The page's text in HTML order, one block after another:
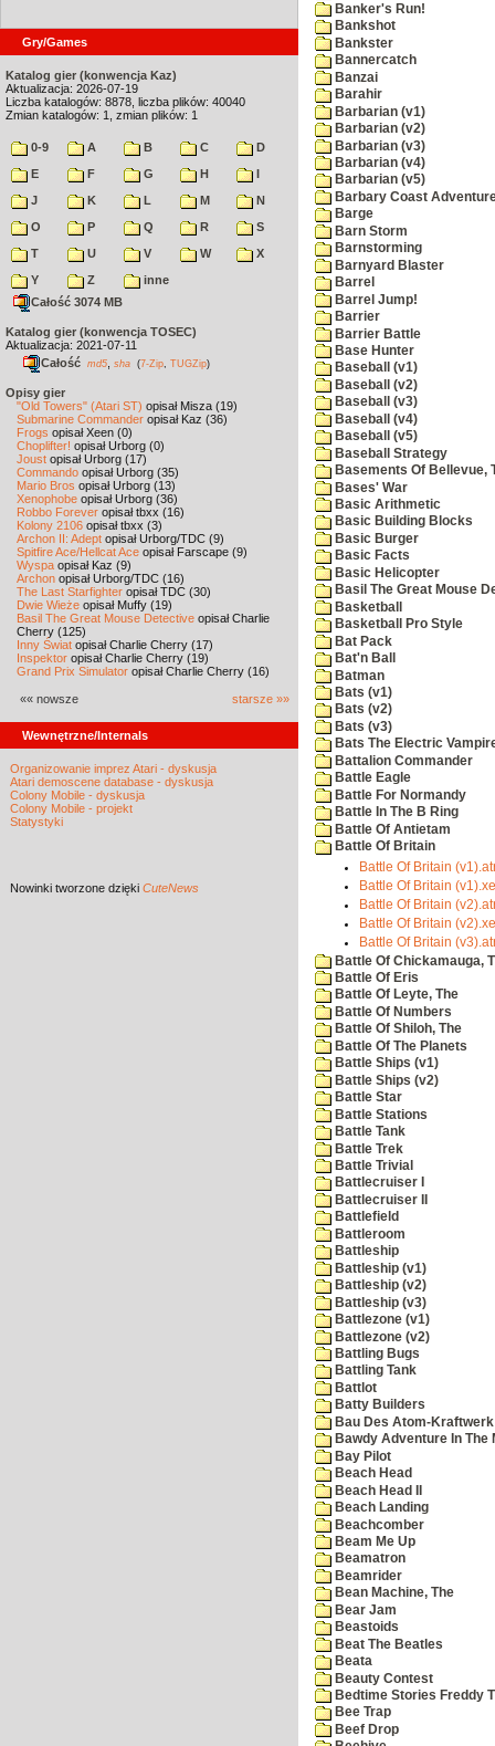
Gry/Games
Katalog gier (konwencja Kaz)
Aktualizacja: 2026-07-19
Liczba katalogów: 8878, liczba plików: 40040
Zmian katalogów: 1, zmian plików: 1
0-9 A B C
D
E
F G H
I
J
K L M
N
O
P Q R
S
T
U V W
X
Y
Z
inne
Całość 3074 MB
Katalog gier (konwencja TOSEC)
Aktualizacja: 2021-07-11
Całość md5 sha (7-Zip TUGZip)
Opisy gier
"Old Towers" (Atari ST) opisał Misza (19)
Submarine Commander opisał Kaz (36)
Frogs opisał Xeen (0)
Choplifter! opisał Urborg (0)
Joust opisał Urborg (17)
Commando opisał Urborg (35)
Mario Bros opisał Urborg (13)
Xenophobe opisał Urborg (36)
Robbo Forever opisał tbxx (16)
Kolony 2106 opisał tbxx (3)
Archon II: Adept opisał Urborg/TDC (9)
Spitfire Ace/Hellcat Ace opisał Farscape (9)
Wyspa opisał Kaz (9)
Archon opisał Urborg/TDC (16)
The Last Starfighter opisał TDC (30)
Dwie Wieże opisał Muffy (19)
Basil The Great Mouse Detective opisał Charlie
Cherry (125)
Inny Świat opisał Charlie Cherry (17)
Inspektor opisał Charlie Cherry (19)
Grand Prix Simulator opisał Charlie Cherry (16)
«« nowsze starsze »»
Wewnętrzne/Internals
Organizowanie imprez Atari - dyskusja
Atari demoscene database - dyskusja
Colony Mobile - dyskusja
Colony Mobile - projekt
Statystyki
Nowinki tworzone dzięki CuteNews
Banker's Run!
Bankshot
Bankster
Bannercatch
Banzai
Barahir
Barbarian (v1)
Barbarian (v2)
Barbarian (v3)
Barbarian (v4)
Barbarian (v5)
Barbary Coast
Barge
Barn Storm
Barnstorming
Barnyard Blaster
Barrel
Barrel Jump!
Barrier
Barrier Battle
Base Hunter
Baseball (v1)
Baseball (v2)
Baseball (v3)
Baseball (v4)
Baseball (v5)
Baseball Strategy
Basements Of Bellevue,
Bases' War
Basic Arithmetic
Basic Building Blocks
Basic Burger
Basic Facts
Basic Helicopter
Basil The Great Mouse
Basketball
Basketball Pro Style
Bat Pack
Bat'n Ball
Batman
Bats (v1)
Bats (v2)
Bats (v3)
Bats The Electric
Battalion Commander
Battle Eagle
Battle For Normandy
Battle In The B Ring
Battle Of Antietam
Battle Of Britain
Battle Of Britain
Battle Of Britain
Battle Of Britain
Battle Of Britain
Battle Of Britain
Battle Of Chickamauga,
Battle Of Eris
Battle Of Leyte, The
Battle Of Numbers
Battle Of Shiloh, The
Battle Of The Planets
Battle Ships (v1)
Battle Ships (v2)
Battle Star
Battle Stations
Battle Tank
Battle Trek
Battle Trivial
Battlecruiser I
Battlecruiser II
Battlefield
Battleroom
Battleship
Battleship (v1)
Battleship (v2)
Battleship (v3)
Battlezone (v1)
Battlezone (v2)
Battling Bugs
Battling Tank
Battlot
Batty Builders
Bau Des Atom-Kraftwerk
Bawdy Adventure In The
Bay Pilot
Beach Head
Beach Head II
Beach Landing
Beachcomber
Beam Me Up
Beamatron
Beamrider
Bean Machine, The
Bear Jam
Beastoids
Beat The Beatles
Beata
Beauty Contest
Bedtime Stories Freddy
Bee Trap
Beef Drop